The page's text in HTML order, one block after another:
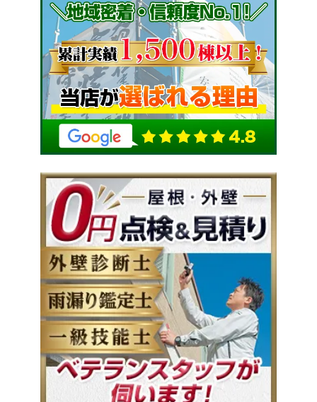
ることに致しました。 株式会社雅は、 「＜
愛・信頼・絆＞ 誠実な思考と確かな技術で地域社
会に貢献する」 ことを経営理念として掲げており
ます。 この経営理念の下、 ＜地域密着100年企
業＞を目指し、 塗装サービスを通して、 地域の皆
様から長期的な信頼を寄せて頂くことを 経営目標
としております。 ＜30年後も愛される塗装会社＞
であるために、 地域の皆様へ提供する価値を 塗装
ただ染める塗装ではなく、「家を守る塗装」を常に
意識しております。 プロの塗装職人としてのプラ
イドを胸に刻み、 地域の皆様に＜お住まいへの安
心感＞を持って頂けるように 精進して参ります。
また、塗装とは工事が終わってそれで完了というわ
けではございません。 工事が終わってからが本当
のお客様とのお付き合いのスタートだと考えており
ます。 したがいまして、塗装工事は、 「その先10
年以上のお住まいの姿を見据えてご提案・施工する
べきもの。」 というポリシーを大切にしていま
曾利町の旧事務所です。創業間もない頃。） この